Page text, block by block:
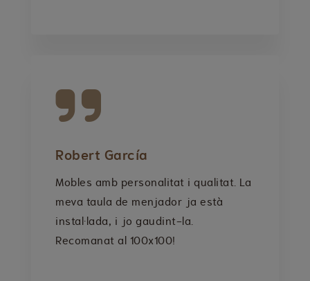
Robert García
Mobles amb personalitat i qualitat. La
meva taula de menjador ja està
instal·lada, i jo gaudint-la.
Recomanat al 100x100!